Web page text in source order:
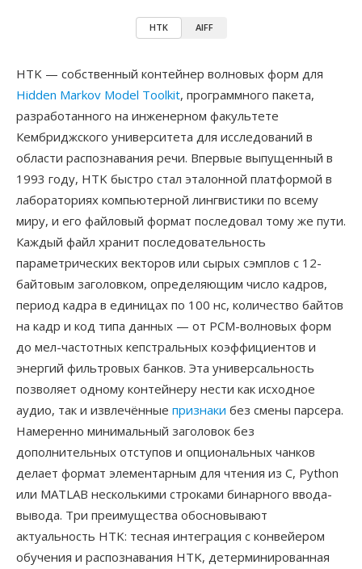
HTK AIFF
HTK — собственный контейнер волновых форм для
Hidden Markov Model Toolkit, программного пакета,
разработанного на инженерном факультете
Кембриджского университета для исследований в
области распознавания речи. Впервые выпущенный в
1993 году, HTK быстро стал эталонной платформой в
лабораториях компьютерной лингвистики по всему
миру, и его файловый формат последовал тому же пути.
Каждый файл хранит последовательность
параметрических векторов или сырых сэмплов с 12-
байтовым заголовком, определяющим число кадров,
период кадра в единицах по 100 нс, количество байтов
на кадр и код типа данных — от PCM-волновых форм
до мел-частотных кепстральных коэффициентов и
энергий фильтровых банков. Эта универсальность
позволяет одному контейнеру нести как исходное
аудио, так и извлечённые признаки без смены парсера.
Намеренно минимальный заголовок без
дополнительных отступов и опциональных чанков
делает формат элементарным для чтения из C, Python
или MATLAB несколькими строками бинарного ввода-
вывода. Три преимущества обосновывают
актуальность HTK: тесная интеграция с конвейером
обучения и распознавания HTK, детерминированная